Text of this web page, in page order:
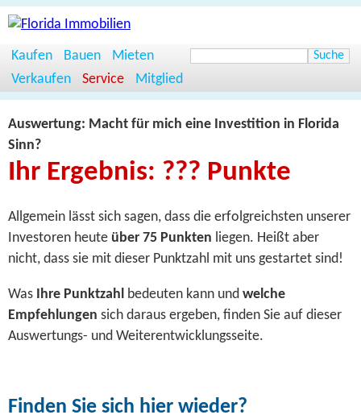
Kaufen Bauen
Mieten
Verkaufen
Service Mitglied
Auswertung: Macht für mich eine Investition in Florida
Sinn?
Ihr Ergebnis: ??? Punkte
Allgemein lässt sich sagen, dass die erfolgreichsten unserer
Investoren heute über 75 Punkten liegen. Heißt aber
nicht, dass sie mit dieser Punktzahl mit uns gestartet sind!
Was Ihre Punktzahl bedeuten kann und welche
Empfehlungen sich daraus ergeben, finden Sie auf dieser
Aus­wertungs- und Weiter­entwicklungs­seite.
Finden Sie sich hier wieder?